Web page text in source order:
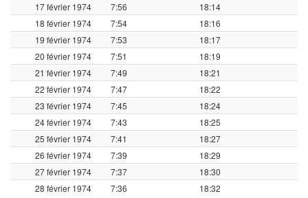
17 février 1974
7:56
18:14
18 février 1974
7:54
18:16
19 février 1974
7:53
18:17
20 février 1974
7:51
18:19
21 février 1974
7:49
18:21
22 février 1974
7:47
18:22
23 février 1974
7:45
18:24
24 février 1974
7:43
18:25
25 février 1974
7:41
18:27
26 février 1974
7:39
18:29
27 février 1974
7:37
18:30
28 février 1974
7:36 18:32